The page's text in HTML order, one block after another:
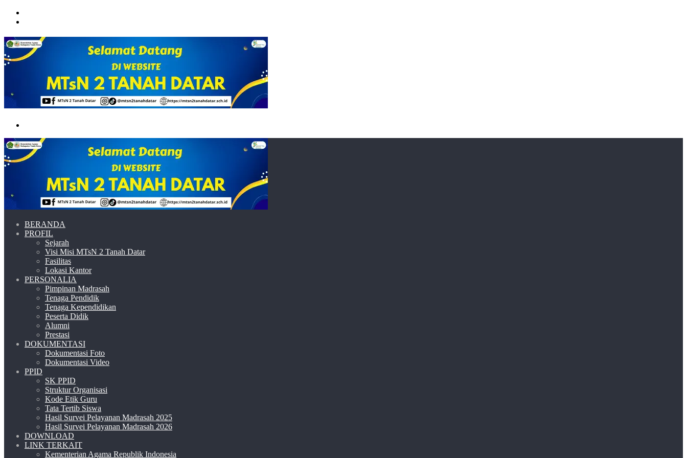
BERANDA
PROFIL
Sejarah
Visi Misi MTsN 2 Tanah Datar
Fasilitas
Lokasi Kantor
PERSONALIA
Pimpinan Madrasah
Tenaga Pendidik
Tenaga Kependidikan
Peserta Didik
Alumni
Prestasi
DOKUMENTASI
Dokumentasi Foto
Dokumentasi Video
PPID
SK PPID
Struktur Organisasi
Kode Etik Guru
Tata Tertib Siswa
Hasil Survei Pelayanan Madrasah 2025
Hasil Survei Pelayanan Madrasah 2026
DOWNLOAD
LINK TERKAIT
Kementerian Agama Republik Indonesia